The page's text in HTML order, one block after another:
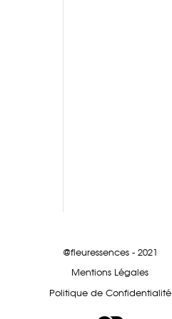
@fleuressences - 2021
Mentions Légales
Politique de Confidentialité